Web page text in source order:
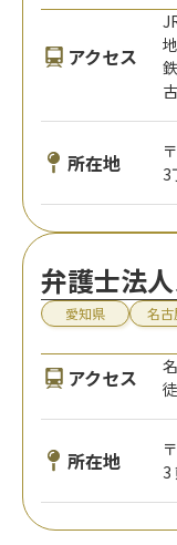
アクセス
所在地
3
弁護士法
愛知県 名
アクセス
所在地
3